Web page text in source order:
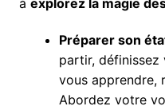
Préparer son
partir, définissez
vous apprendre,
Abordez votre